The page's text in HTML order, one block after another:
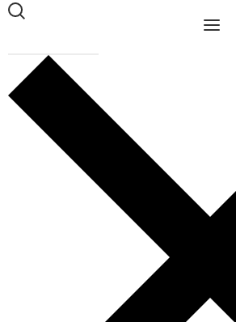
мет. 713 grey
5 шт.) *наличие
салоне
отдельно